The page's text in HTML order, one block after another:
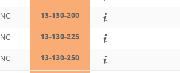
NC 13-130-200
NC 13-130-225
NC 13-130-250